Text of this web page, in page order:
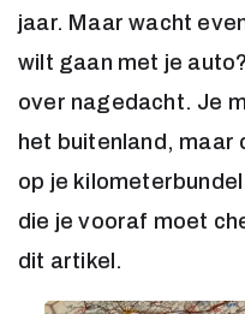
jaar. Maar wacht
wilt gaan met je
over nagedacht. Je
het buitenland, maar
op je
die je vooraf moet
dit artikel.